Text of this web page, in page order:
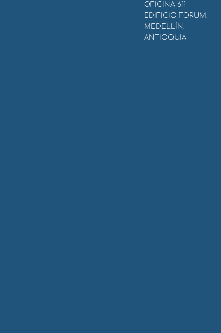
OFICINA 611
EDIFICIO FORUM.
MEDELLÍN,
ANTIOQUIA